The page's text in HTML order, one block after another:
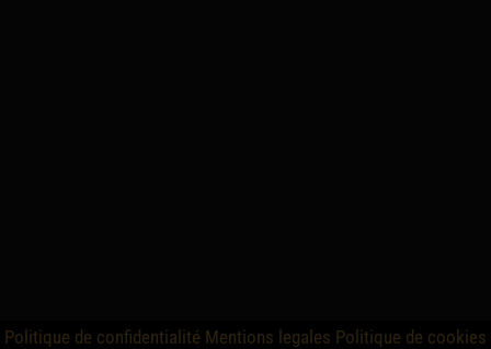
Politique de confidentialité Mentions legales Politique de cookies